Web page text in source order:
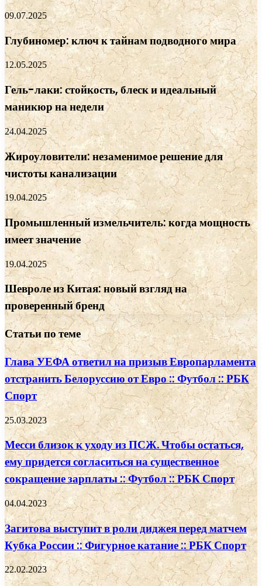
09.07.2025
Глубиномер: ключ к тайнам подводного мира
12.05.2025
Гель-лаки: стойкость, блеск и идеальный
маникюр на недели
24.04.2025
Жироуловители: незаменимое решение для
чистоты канализации
19.04.2025
Промышленный измельчитель: когда мощность
имеет значение
19.04.2025
Шевроле из Китая: новый взгляд на
проверенный бренд
Статьи по теме
Глава УЕФА ответил на призыв Европарламента
отстранить Белоруссию от Евро :: Футбол :: РБК
Спорт
25.03.2023
Месси близок к уходу из ПСЖ. Чтобы остаться,
ему придется согласиться на существенное
сокращение зарплаты :: Футбол :: РБК Спорт
04.04.2023
Загитова выступит в роли диджея перед матчем
Кубка России :: Фигурное катание :: РБК Спорт
22.02.2023